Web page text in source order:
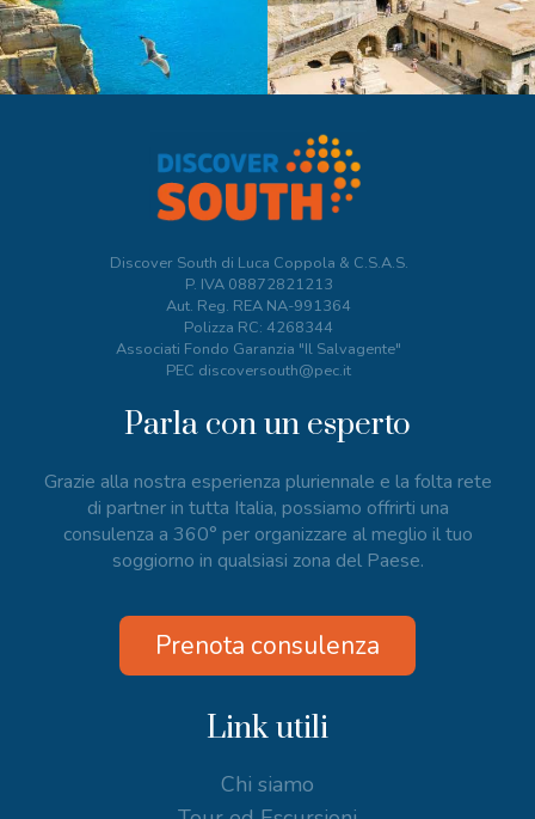
Discover South di Luca Coppola & C.S.A.S.
P. IVA 08872821213
Aut. Reg. REA NA-991364
Polizza RC: 4268344
Associati Fondo Garanzia "Il Salvagente"
PEC discoversouth@pec.it
Parla con un esperto
Grazie alla nostra esperienza pluriennale e la folta rete
di partner in tutta Italia, possiamo offrirti una
consulenza a 360° per organizzare al meglio il tuo
soggiorno in qualsiasi zona del Paese.
Prenota consulenza
Link utili
Chi siamo